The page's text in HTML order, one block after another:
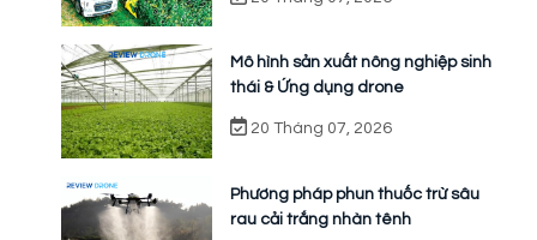
Mô hình sản xuất nông nghiệp sinh
thái & Ứng dụng drone
20 Tháng 07, 2026
Phương pháp phun thuốc trừ sâu
rau cải trắng nhàn tênh